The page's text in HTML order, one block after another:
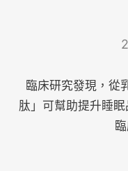
臨床研究發現，從
肽」可幫助提升睡